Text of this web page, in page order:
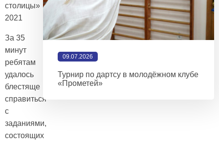
столицы»
2021
За 35
минут
ребятам
удалось
блестяще
справиться
с
заданиями,
состоящих
09.07.2026
Турнир по дартсу в молодёжном клубе
«Прометей»